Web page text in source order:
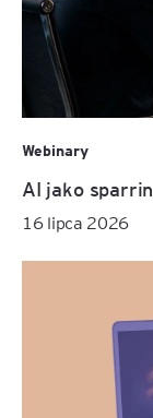
Webinary
AI jako
16 lipca 2026